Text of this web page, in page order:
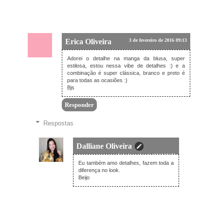
Erica Oliveira 3 de fevereiro de 2016 09:13
Adorei o detalhe na manga da blusa, super
estilosa, estou nessa vibe de detalhes :) e a
combinação é super clássica, branco e preto é
para todas as ocasiões :)
Bjs
Responder
Respostas
Dalliane Oliveira
3 de fevereiro de 2016 20:58
Eu também amo detalhes, fazem toda a
diferença no look.
Beijo